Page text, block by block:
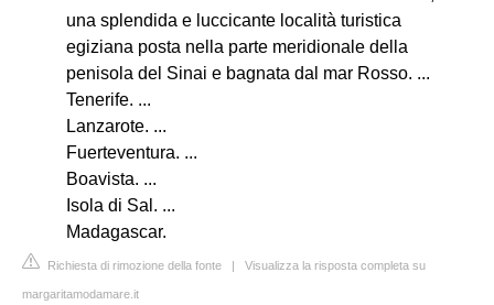
una splendida e luccicante località turistica
egiziana posta nella parte meridionale della
penisola del Sinai e bagnata dal mar Rosso. ...
Tenerife. ...
Lanzarote. ...
Fuerteventura. ...
Boavista. ...
Isola di Sal. ...
Madagascar.
Richiesta di rimozione della fonte | Visualizza la risposta completa su
margaritamodamare.it